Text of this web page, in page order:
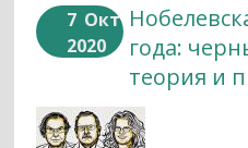
7 Окт
2020
года:
теория и